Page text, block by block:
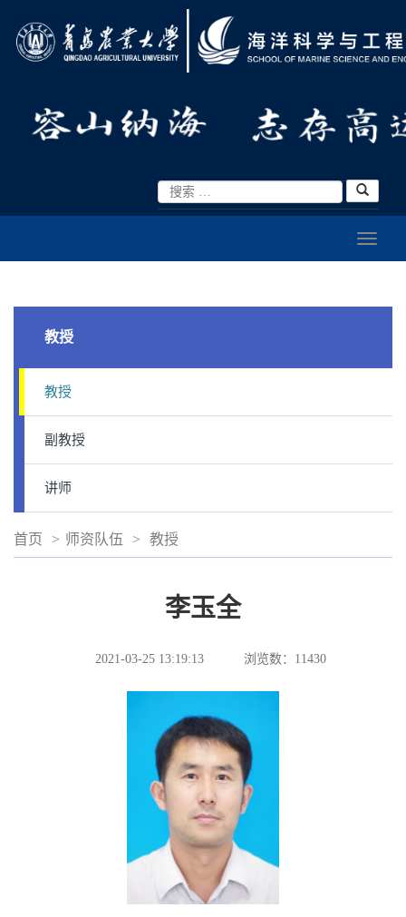
教授
教授
副教授
讲师
首页 > 师资队伍 > 教授
李玉全
2021-03-25 13:19:13 浏览数： 11430